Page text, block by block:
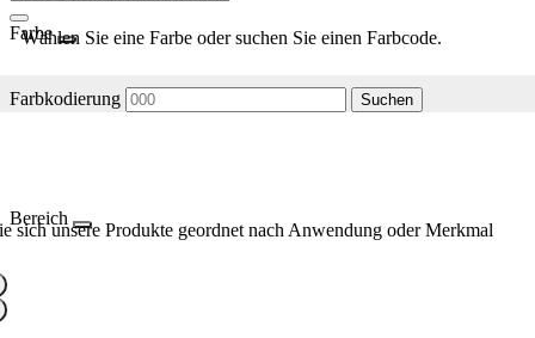
Farbe
Wählen Sie eine Farbe oder suchen Sie einen Farbcode.
Farbkodierung Suchen
Bereich
sich unsere Produkte geordnet nach Anwendung oder Merkmal